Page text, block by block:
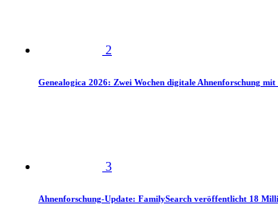
2
Genealogica 2026: Zwei Wochen digitale Ahnenforschung
3
Ahnenforschung-Update: FamilySearch veröffentlicht 18